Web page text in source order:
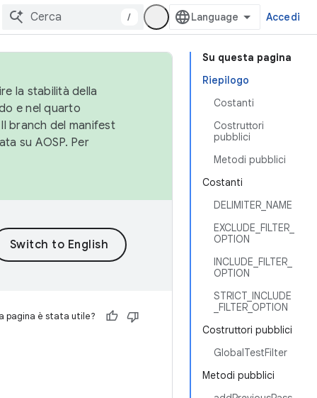
/ Accedi
Su questa pagina
Riepilogo
Costanti
Costruttori
pubblici
Metodi pubblici
Costanti
DELIMITER_NAME
EXCLUDE_FILTER_
OPTION
INCLUDE_FILTER_
OPTION
STRICT_INCLUDE
_FILTER_OPTION
Costruttori pubblici
GlobalTestFilter
Metodi pubblici
la stabilità della
e nel quarto
Il branch del manifest
su AOSP. Per
pagina è stata utile?